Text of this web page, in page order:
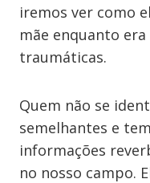
iremos ver como
mãe enquanto
traumáticas.
Quem não se
semelhantes e
informações
no nosso campo.